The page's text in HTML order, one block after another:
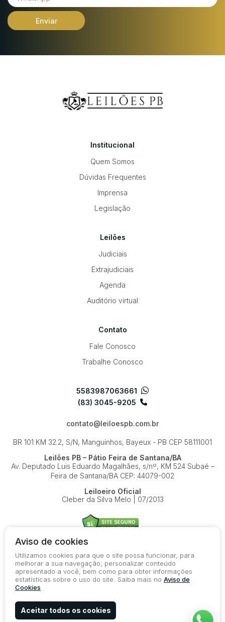
Enviar
Institucional
Quem Somos
Dúvidas Frequentes
Imprensa
Legislação
Leilões
Judiciais
Extrajudiciais
Agenda
Auditório virtual
Contato
Fale Conosco
Trabalhe Conosco
5583987063661
(83) 3045-9205
contato@leiloespb.com.br
BR 101 KM 32.2, S/N, Manguinhos, Bayeux - PB CEP 58111001
Leilões PB – Pátio Feira de Santana/BA
Av. Deputado Luis Eduardo Magalhães, s/nº, KM 524Subaé –
Feira de Santana/BA CEP: 44079-002
Leiloeiro Oficial
Cleber da Silva Melo | 07/2013
© 2026-present - Todos os direitos reservados
Política de Privacidade
Termos de Uso
Aviso de cookies
Utilizamos cookies para que o site possa funcionar, para
melhorar a sua navegação, personalizar conteúdo
apresentado a você, bem como para obter informações
estatísticas sobre o uso do site. Saiba mais no Aviso de
Cookies
Aceitar todos os cookies